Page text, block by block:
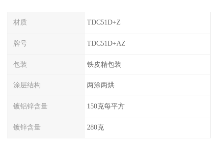
材质 TDC51D+Z
牌号 TDC51D+AZ
包装 铁皮精包装
涂层结构 两涂两烘
镀铝锌含量 150克每平方
镀锌含量 280克